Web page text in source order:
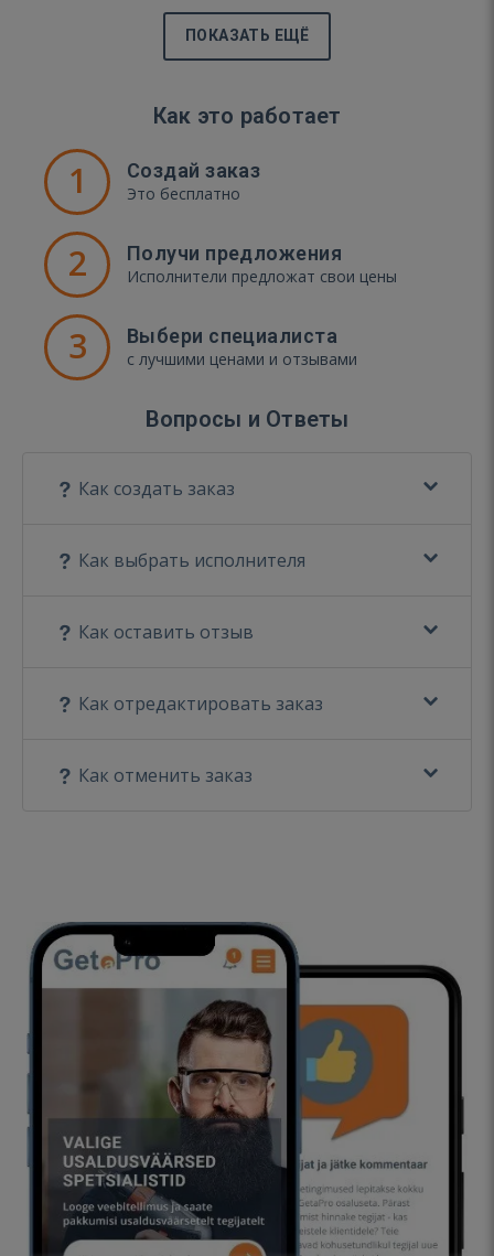
ПОКАЗАТЬ ЕЩЁ
Как это работает
1 Создай заказ
Это бесплатно
2 Получи предложения
Исполнители предложат свои цены
3 Выбери специалиста
с лучшими ценами и отзывами
Вопросы и Ответы
Как создать заказ
Как выбрать исполнителя
Как оставить отзыв
Как отредактировать заказ
Как отменить заказ